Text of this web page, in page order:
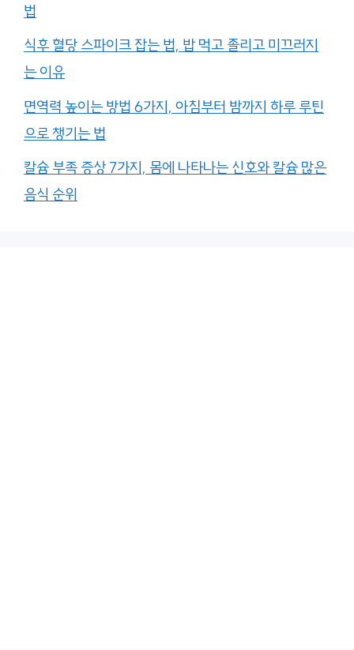
법
식후 혈당 스파이크 잡는 법, 밥 먹고 졸리고 미끄러지
는 이유
면역력 높이는 방법 6가지, 아침부터 밤까지 하루 루틴
으로 챙기는 법
칼슘 부족 증상 7가지, 몸에 나타나는 신호와 칼슘 많은
음식 순위